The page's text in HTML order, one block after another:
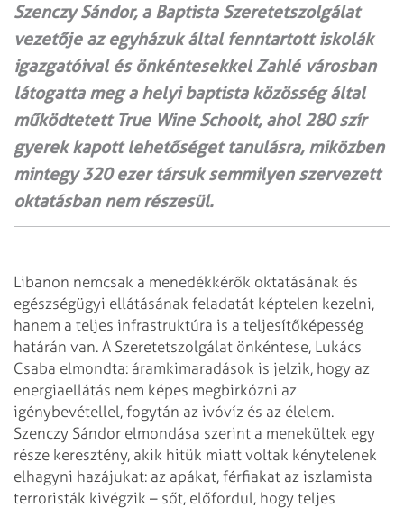
Szenczy Sándor, a Baptista Szeretetszolgálat
vezetője az egyházuk által fenntartott iskolák
igazgatóival és önkéntesekkel Zahlé városban
látogatta meg a helyi baptista közösség által
működtetett True Wine Schoolt, ahol 280 szír
gyerek kapott lehetőséget tanulásra, miközben
mintegy 320 ezer társuk semmilyen szervezett
oktatásban nem részesül.
Libanon nemcsak a menedékkérők oktatásának és
egészségügyi ellátásának feladatát képtelen kezelni,
hanem a teljes infrastruktúra is a teljesítőképesség
hatá­rán van. A Szeretetszolgálat önkéntese, Lukács
Csaba elmondta: áramkimaradások is jelzik, hogy az
energiaellátás nem képes megbirkózni az
igénybevétellel, fogytán az ivóvíz és az élelem.
Szenczy Sándor elmondása szerint a menekültek egy
része keresztény, akik hitük miatt voltak kénytelenek
elhagyni hazájukat: az apákat, férfiakat az iszlamista
terroristák kivégzik – sőt, előfordul, hogy teljes